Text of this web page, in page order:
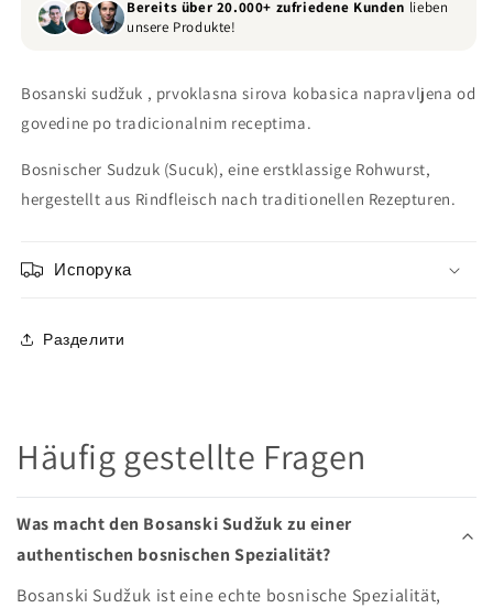
Bereits über 20.000+ zufriedene Kunden lieben
unsere Produkte!
Bosanski sudžuk , prvoklasna sirova kobasica napravljena od
govedine po tradicionalnim receptima.
Bosnischer Sudzuk (Sucuk), eine erstklassige Rohwurst,
hergestellt aus Rindfleisch nach traditionellen Rezepturen.
Испорука
Разделити
Häufig gestellte Fragen
Was macht den Bosanski Sudžuk zu einer
authentischen bosnischen Spezialität?
Bosanski Sudžuk ist eine echte bosnische Spezialität,